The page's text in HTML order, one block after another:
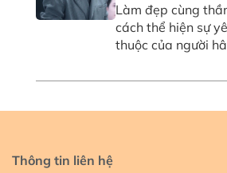
Làm đẹp cùng
cách thể hiện sự
thuộc của người
Thông tin liên hệ